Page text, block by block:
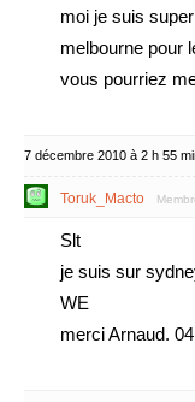
moi je suis
melbourne pour
vous pourriez
7 décembre 2010 à 2 h 55
Toruk_Macto
Slt
je suis sur
WE
merci Arnaud.